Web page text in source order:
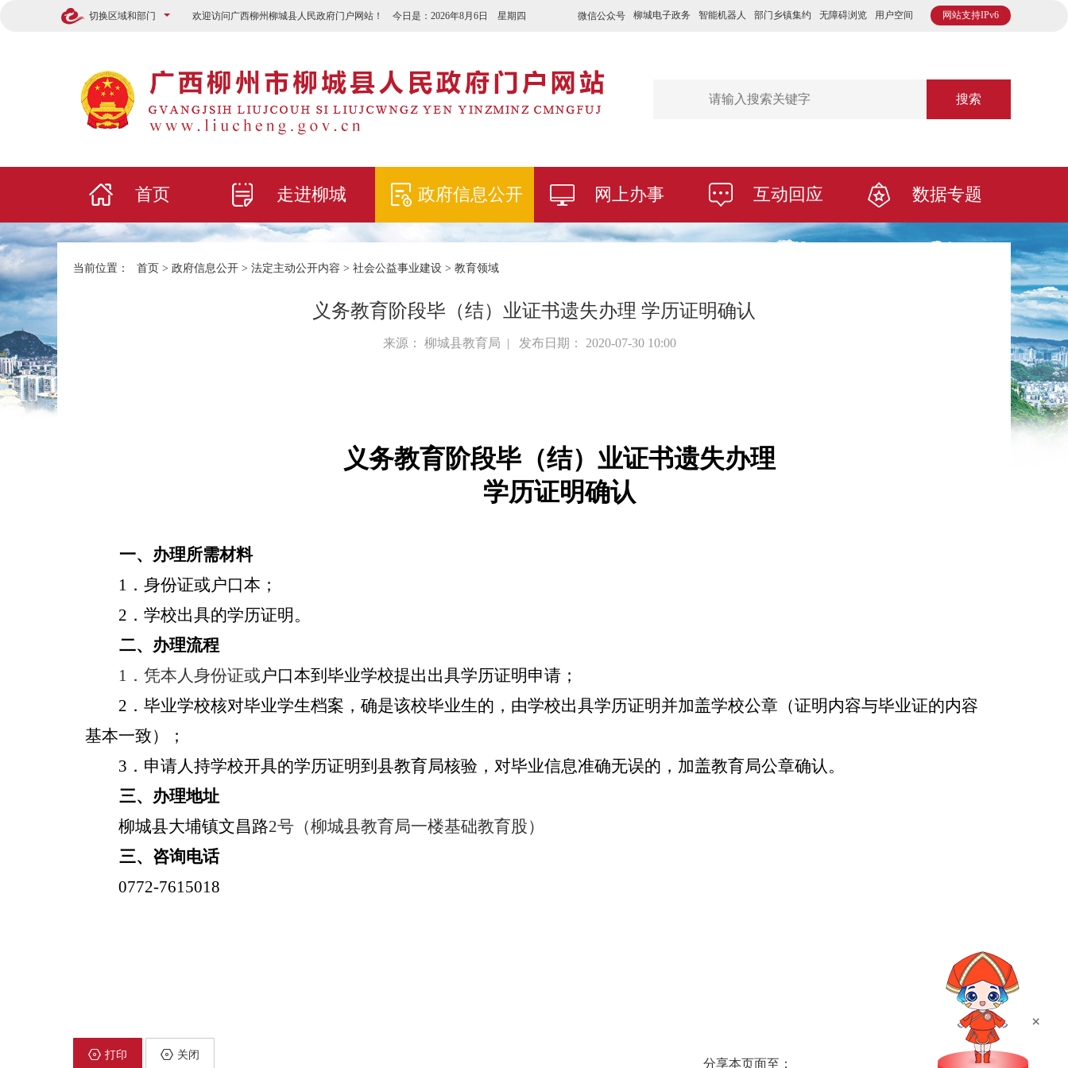
切换区域和部门 网站支持IPv6
微信公众号 柳城电子政务 智能机器人 部门乡镇集约 无障碍浏览 用户空间
欢迎访问广西柳州柳城县人民政府门户网站！ 今日是： 2026年8月6日 星期四
搜索
首页 走进柳城 政府信息公开 网上办事 互动回应 数据专题
当前位置： 首页 > 政府信息公开 > 法定主动公开内容 > 社会公益事业建设 > 教育领域
义务教育阶段毕（结）业证书遗失办理 学历证明确认
来源： 柳城县教育局 | 发布日期： 2020-07-30 10:00
义务教育阶段毕（结）业证书遗失办理
学历证明确认
一、办理所需材料
1 ．身份证或户口本；
2 ．学校出具的学历证明。
二、办理流程
1 ．凭本人身份证或户口本到毕业学校提出出具学历证明申请；
2 ．毕业学校核对毕业学生档案，确是该校毕业生的，由学校出具学历证明并加盖学校公章（证明内容与毕业证的内容
基本一致）；
3 ．申请人持学校开具的学历证明到县教育局核验，对毕业信息准确无误的，加盖教育局公章确认。
三、办理地址
柳城县大埔镇文昌路2号（柳城县教育局一楼基础教育股）
三、咨询电话
0772-7615018
×
打印 关闭
分享本页面至：